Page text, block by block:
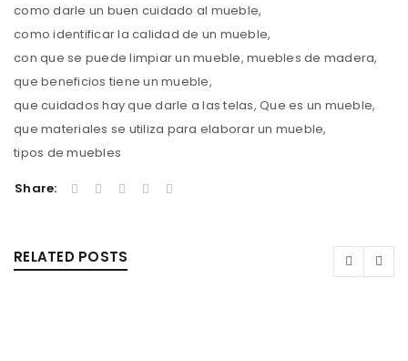
como darle un buen cuidado al mueble,
como identificar la calidad de un mueble,
con que se puede limpiar un mueble, muebles de madera,
que beneficios tiene un mueble,
que cuidados hay que darle a las telas, Que es un mueble,
que materiales se utiliza para elaborar un mueble,
tipos de muebles
Share:
RELATED POSTS